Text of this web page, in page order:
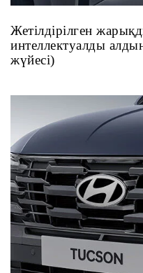
Жетілдірілген
интеллектуалды
жүйесі)